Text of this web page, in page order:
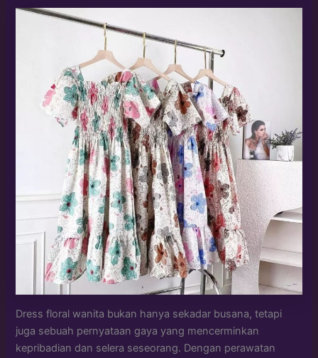
Dress floral wanita bukan hanya sekadar busana, tetapi
juga sebuah pernyataan gaya yang mencerminkan
kepribadian dan selera seseorang. Dengan perawatan